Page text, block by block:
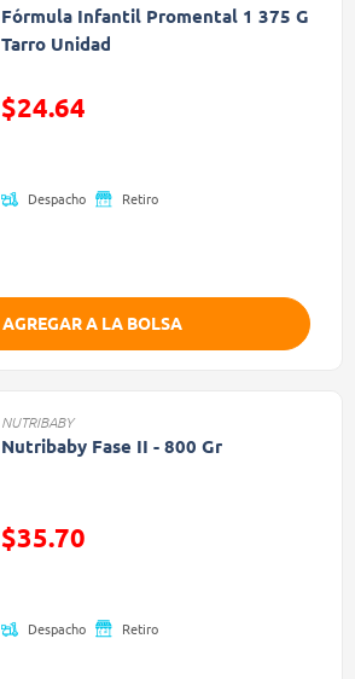
Fórmula Infantil Promental 1 375 G
Tarro Unidad
$24.64
Despacho Retiro
AGREGAR A LA BOLSA
NUTRIBABY
Nutribaby Fase II - 800 Gr
$35.70
Despacho Retiro